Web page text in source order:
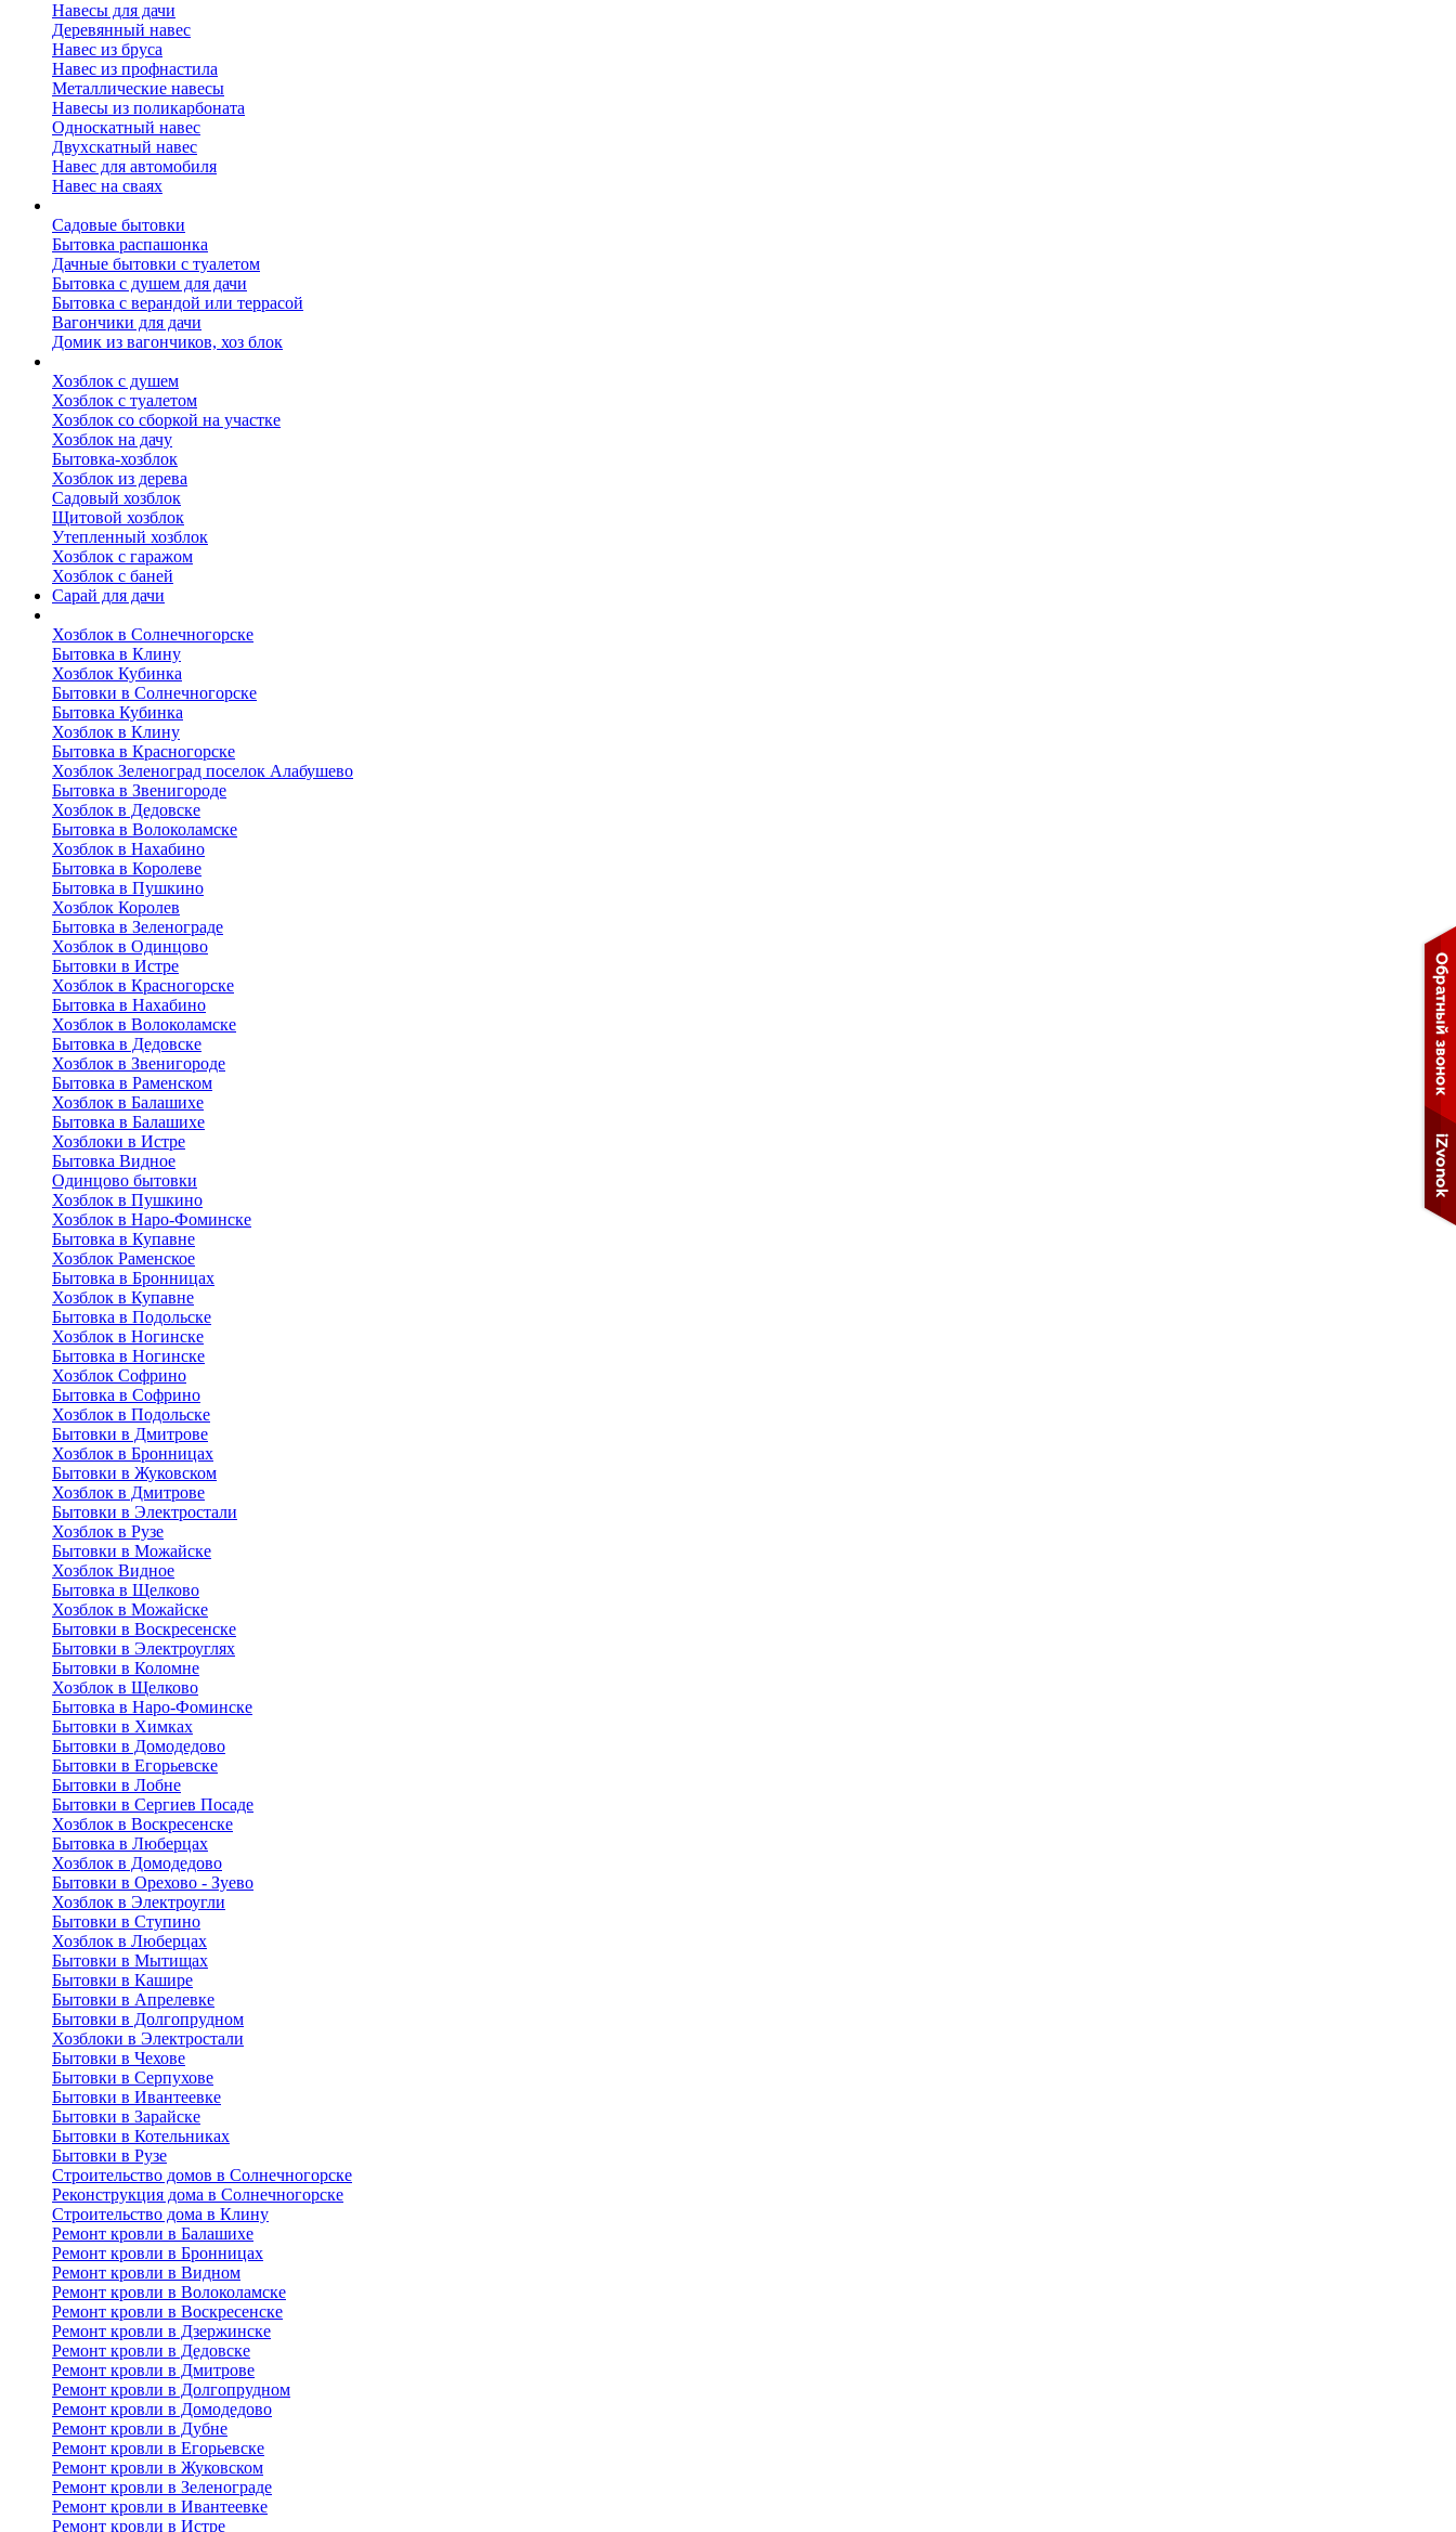
Навесы для дачи
Деревянный навес
Навес из бруса
Навес из профнастила
Металлические навесы
Навесы из поликарбоната
Односкатный навес
Двухскатный навес
Навес для автомобиля
Навес на сваях
Садовые бытовки
Бытовка распашонка
Дачные бытовки с туалетом
Бытовка с душем для дачи
Бытовка с верандой или террасой
Вагончики для дачи
Домик из вагончиков, хоз блок
Хозблок с душем
Хозблок с туалетом
Хозблок со сборкой на участке
Хозблок на дачу
Бытовка-хозблок
Хозблок из дерева
Садовый хозблок
Щитовой хозблок
Утепленный хозблок
Хозблок с гаражом
Хозблок с баней
Сарай для дачи
Хозблок в Солнечногорске
Бытовка в Клину
Хозблок Кубинка
Бытовки в Солнечногорске
Бытовка Кубинка
Хозблок в Клину
Бытовка в Красногорске
Хозблок Зеленоград поселок Алабушево
Бытовка в Звенигороде
Хозблок в Дедовске
Бытовка в Волоколамске
Хозблок в Нахабино
Бытовка в Королеве
Бытовкa в Пушкино
Хозблок Королев
Бытовка в Зеленограде
Хозблок в Одинцово
Бытовки в Истре
Хозблок в Красногорске
Бытовка в Нахабино
Хозблок в Волоколамске
Бытовкa в Дедовске
Хозблок в Звенигороде
Бытовка в Раменском
Хозблок в Балашихе
Бытовкa в Балашихе
Хозблоки в Истре
Бытовка Видное
Одинцово бытовки
Хозблок в Пушкино
Хозблок в Наро-Фоминске
Бытовка в Купавне
Хозблок Раменское
Бытовка в Бронницах
Хозблок в Купавне
Бытовка в Подольске
Хозблок в Ногинске
Бытовка в Ногинске
Хозблок Софрино
Бытовка в Софрино
Хозблок в Подольске
Бытовки в Дмитрове
Хозблок в Бронницах
Бытовки в Жуковском
Хозблок в Дмитрове
Бытовки в Электростали
Хозблок в Рузе
Бытовки в Можайске
Хозблок Видное
Бытовкa в Щелково
Хозблок в Можайске
Бытовки в Воскресенске
Бытовки в Электроуглях
Бытовки в Коломне
Хозблок в Щелково
Бытовка в Наро-Фоминске
Бытовки в Химках
Бытовки в Домодедово
Бытовки в Егорьевске
Бытовки в Лобне
Бытовки в Сергиев Посаде
Хозблок в Воскресенске
Бытовка в Люберцах
Хозблок в Домодедово
Бытовки в Орехово - Зуево
Хозблок в Электроугли
Бытовки в Ступино
Хозблок в Люберцах
Бытовки в Мытищах
Бытовки в Кашире
Бытовки в Апрелевке
Бытовки в Долгопрудном
Хозблоки в Электростали
Бытовки в Чехове
Бытовки в Серпухове
Бытовки в Ивантеевке
Бытовки в Зарайске
Бытовки в Котельниках
Бытовки в Рузе
Строительство домов в Солнечногорске
Реконструкция дома в Солнечногорске
Строительство дома в Клину
Ремонт кровли в Балашихе
Ремонт кровли в Бронницах
Ремонт кровли в Видном
Ремонт кровли в Волоколамске
Ремонт кровли в Воскресенске
Ремонт кровли в Дзержинске
Ремонт кровли в Дедовске
Ремонт кровли в Дмитрове
Ремонт кровли в Долгопрудном
Ремонт кровли в Домодедово
Ремонт кровли в Дубне
Ремонт кровли в Егорьевске
Ремонт кровли в Жуковском
Ремонт кровли в Зеленограде
Ремонт кровли в Ивантеевке
Ремонт кровли в Истре